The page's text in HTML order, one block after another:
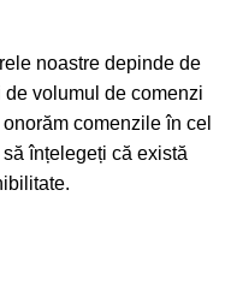
noastre depinde de
volumul de comenzi
comenzile în cel
înțelegeți că există